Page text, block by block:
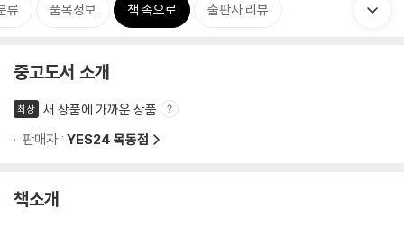
류 품목정보 책 속으로 출판사 리뷰
중고도서 소개
최상
새 상품에 가까운 상품
판매자 : YES24 목동점
책소개